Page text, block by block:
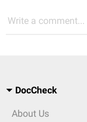
Write a comment...
DocCheck
About Us